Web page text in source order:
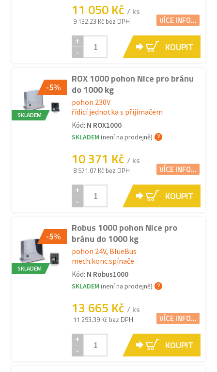
11 050 Kč / ks
9 132.23 Kč bez DPH VÍCE INFO...
+
-
KOUPIT
-5%
SKLADEM
ROX 1000 pohon Nice pro bránu
do 1000 kg
pohon 230V
řídicí jednotka s přijímačem
Kód: N ROX1000
SKLADEM (není na prodejně)
10 371 Kč / ks
8 571.07 Kč bez DPH VÍCE INFO...
+
-
KOUPIT
-5%
SKLADEM
Robus 1000 pohon Nice pro
bránu do 1000 kg
pohon 24V, BlueBus
mech.konc.spínače
Kód: N Robus1000
SKLADEM (není na prodejně)
13 665 Kč / ks
11 293.39 Kč bez DPH VÍCE INFO...
+
-
KOUPIT